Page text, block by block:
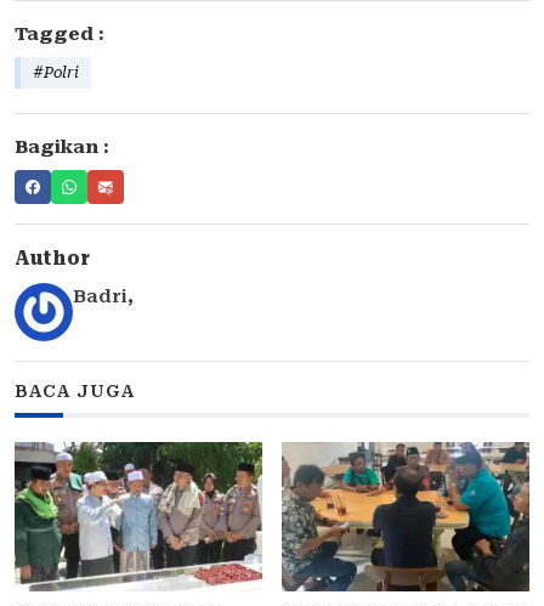
Tagged :
#Polri
Bagikan :
Author
Badri,
BACA JUGA